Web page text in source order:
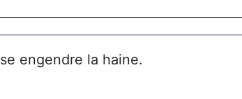
engendre la haine.